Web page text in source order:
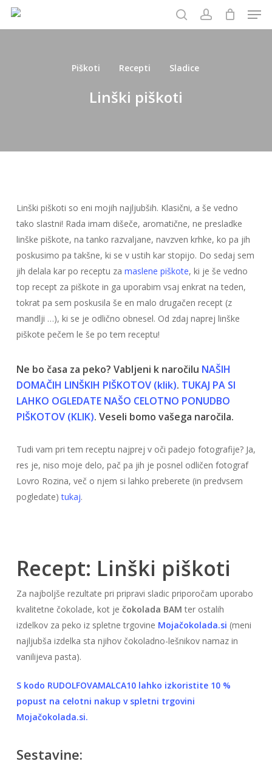
Skip
išči account
Piškoti Recepti Sladice
Linški piškoti
Linški piškoti so eni mojih najljubših. Klasični, a še vedno
tako slastni! Rada imam dišeče, aromatične, ne presladke
linške piškote, na tanko razvaljane, navzven krhke, ko pa jih
poskusimo pa takšne, ki se v ustih kar stopijo. Do sedaj sem
jih delala kar po receptu za maslene piškote, ki je še vedno
top recept za piškote in ga uporabim vsaj enkrat na teden,
tokrat pa sem poskusila še en malo drugačen recept (z
mandlji …), ki se je odlično obnesel. Od zdaj naprej linške
piškote pečem le še po tem receptu!
Ne bo časa za peko? Vabljeni k naročilu NAŠIH
DOMAČIH LINŠKIH PIŠKOTOV (klik). TUKAJ PA SI
LAHKO OGLEDATE NAŠO CELOTNO PONUDBO
PIŠKOTOV (KLIK). Veseli bomo vašega naročila.
Tudi vam pri tem receptu najprej v oči padejo fotografije? Ja,
res je, niso moje delo, pač pa jih je posnel odličen fotograf
Lovro Rozina, več o njem si lahko preberete (in predvsem
pogledate)tukaj.
Recept: Linški piškoti
Za najboljše rezultate pri pripravi sladic priporočam uporabo
kvalitetne čokolade, kot je čokolada BAM ter ostalih
izdelkov za peko iz spletne trgovine Mojačokolada.si (meni
najljubša izdelka sta njihov čokoladno-lešnikov namaz in
vanilijeva pasta).
S kodo RUDOLFOVAMALCA10 lahko izkoristite 10 %
popust na celotni nakup v spletni trgovini
Mojačokolada.si.
Sestavine: